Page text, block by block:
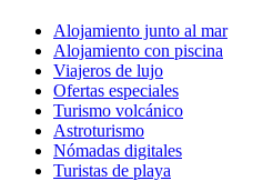
Alojamiento junto al mar
Alojamiento con piscina
Viajeros de lujo
Ofertas especiales
Turismo volcánico
Astroturismo
Nómadas digitales
Turistas de playa